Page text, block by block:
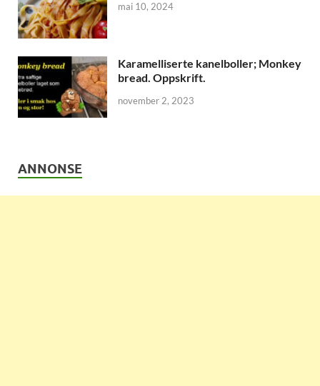
mai 10, 2024
Karamelliserte kanelboller; Monkey
bread. Oppskrift.
november 2, 2023
ANNONSE